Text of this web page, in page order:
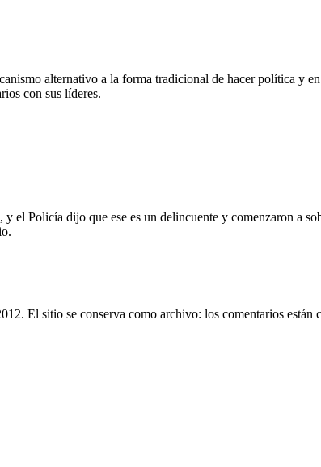
alternativo a la forma tradicional de hacer política y
con sus líderes.
el Policía dijo que ese es un delincuente y comenzaron a
El sitio se conserva como archivo: los comentarios están